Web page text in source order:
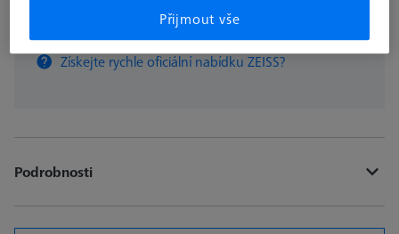
Přidat do košíku
Získejte rychle oficiální nabídku ZEISS?
Podrobnosti
Přijmout vše